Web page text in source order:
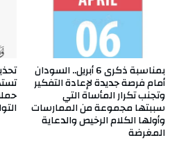
بمناسبة ذكرى 6 أبريل.. السودان
أمام فرصة جديدة لإعادة التفكير
وتجنب تكرار المأساة التي
سببتها مجموعة من الممارسات
وأولها الكلام الرخيص والدعاية
المغرضة